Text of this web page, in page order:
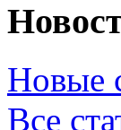
Новые
Все